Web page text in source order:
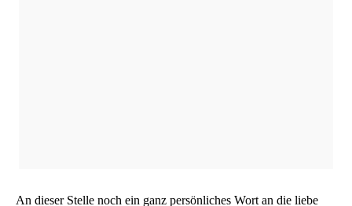
An die­ser Stel­le noch ein ganz per­sön­li­ches Wort an die lie­be